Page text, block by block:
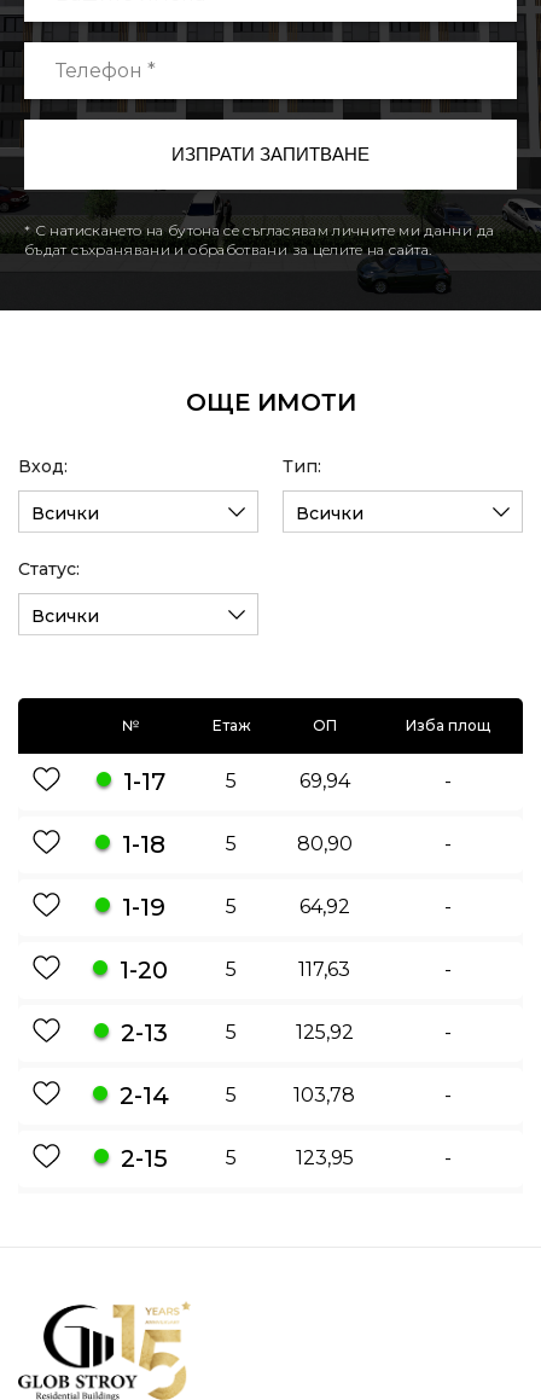
* С натискането на бутона се съгласявам личните ми данни да
бъдат съхранявани и обработвани за целите на сайта.
ОЩЕ ИМОТИ
Вход:
Всички
Тип:
Всички
Статус:
Всички
№ Етаж ОП Изба площ
1-17 5 69,94 -
1-18 5 80,90 -
1-19 5 64,92 -
1-20 5 117,63 -
2-13 5 125,92 -
2-14 5 103,78 -
2-15 5 123,95 -